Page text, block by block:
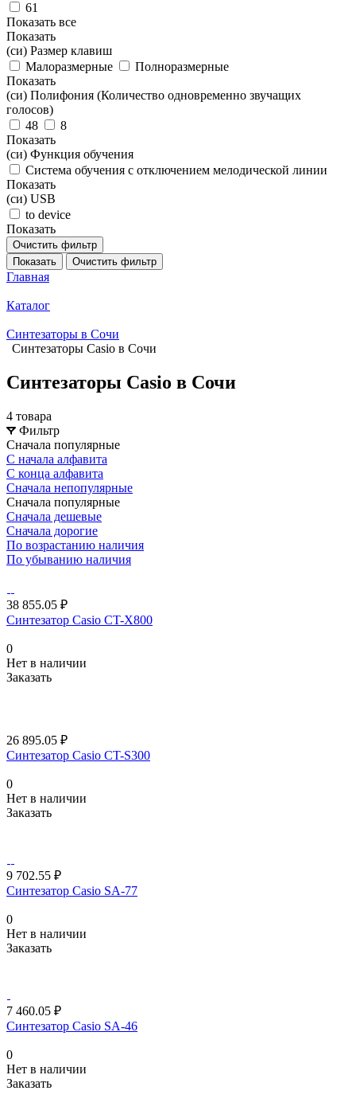
61
Показать все
Показать
(си) Размер клавиш
Малоразмерные
Полноразмерные
Показать
(си) Полифония (Количество одновременно звучащих
голосов)
48
8
Показать
(си) Функция обучения
Система обучения с отключением мелодической линии
Показать
(си) USB
to device
Показать
Очистить фильтр
Показать
Очистить фильтр
Главная
Каталог
Синтезаторы в Сочи
Синтезаторы Casio в Сочи
Синтезаторы Casio в Сочи
4 товара
Фильтр
Сначала популярные
С начала алфавита
С конца алфавита
Сначала непопулярные
Сначала популярные
Сначала дешевые
Сначала дорогие
По возрастанию наличия
По убыванию наличия
38 855.05 ₽
Синтезатор Casio CT-X800
0
Нет в наличии
Заказать
26 895.05 ₽
Синтезатор Casio CT-S300
0
Нет в наличии
Заказать
9 702.55 ₽
Синтезатор Casio SA-77
0
Нет в наличии
Заказать
7 460.05 ₽
Синтезатор Casio SA-46
0
Нет в наличии
Заказать